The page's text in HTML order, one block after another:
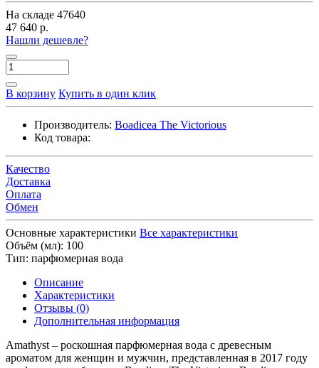
На складе 47640
47 640 р.
Нашли дешевле?
В корзину Купить в один клик
Производитель: Boadicea The Victorious
Код товара:
Качество
Доставка
Оплата
Обмен
Основные характеристики Все характеристики
Объём (мл): 100
Тип: парфюмерная вода
Описание
Характеристики
Отзывы (0)
Дополнительная информация
Amathyst – роскошная парфюмерная вода с древесным
ароматом для женщин и мужчин, представленная в 2017 году